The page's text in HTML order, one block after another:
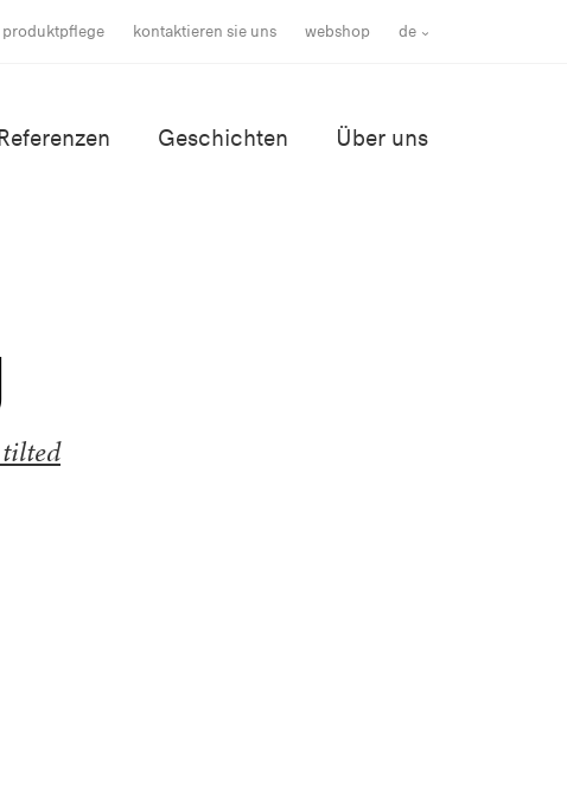
produktpflege kontaktieren sie uns webshop de
Geschichten Über uns